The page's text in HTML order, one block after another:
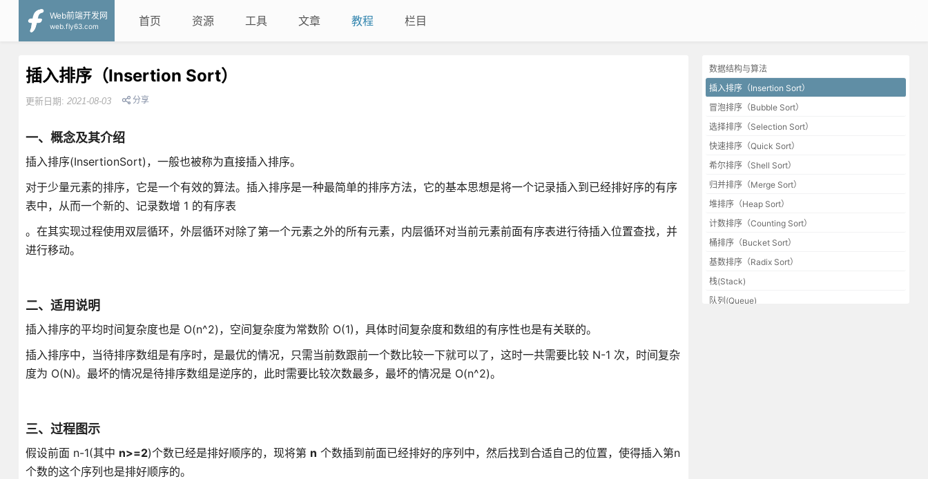
Web前端开发网
web.fly63.com
首页 资源 工具 文章 教程 栏目
数据结构与算法
插入排序（Insertion Sort）
冒泡排序（Bubble Sort）
选择排序（Selection Sort）
快速排序（Quick Sort）
希尔排序（Shell Sort）
归并排序（Merge Sort）
堆排序（Heap Sort）
计数排序（Counting Sort）
桶排序（Bucket Sort）
基数排序（Radix Sort）
栈(Stack)
队列(Queue)
插入排序（Insertion Sort）
更新日期: 2021-08-03 分享
一、概念及其介绍
插入排序(InsertionSort)，一般也被称为直接插入排序。
对于少量元素的排序，它是一个有效的算法。插入排序是一种最简单的排序方法，它的基本思想是将一个记录插入到已经排好序的有序
表中，从而一个新的、记录数增 1 的有序表
。在其实现过程使用双层循环，外层循环对除了第一个元素之外的所有元素，内层循环对当前元素前面有序表进行待插入位置查找，并
进行移动。
二、适用说明
插入排序的平均时间复杂度也是 O(n^2)，空间复杂度为常数阶 O(1)，具体时间复杂度和数组的有序性也是有关联的。
插入排序中，当待排序数组是有序时，是最优的情况，只需当前数跟前一个数比较一下就可以了，这时一共需要比较 N-1 次，时间复杂
度为 O(N)。最坏的情况是待排序数组是逆序的，此时需要比较次数最多，最坏的情况是 O(n^2)。
三、过程图示
假设前面 n-1(其中 n>=2)个数已经是排好顺序的，现将第 n 个数插到前面已经排好的序列中，然后找到合适自己的位置，使得插入第n
个数的这个序列也是排好顺序的。